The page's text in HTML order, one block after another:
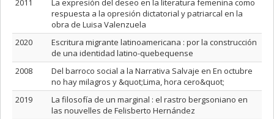
2011
La expresión del deseo en la literatura femenina como
respuesta a la opresión dictatorial y patriarcal en la
obra de Luisa Valenzuela
2020
Escritura migrante latinoamericana : por la construcción
de una identidad latino-quebequense
2008
Del barroco social a la Narrativa Salvaje en En octubre
no hay milagros y &quot;Lima, hora cero&quot;
2019
La filosofía de un marginal : el rastro bergsoniano en
las nouvelles de Felisberto Hernández